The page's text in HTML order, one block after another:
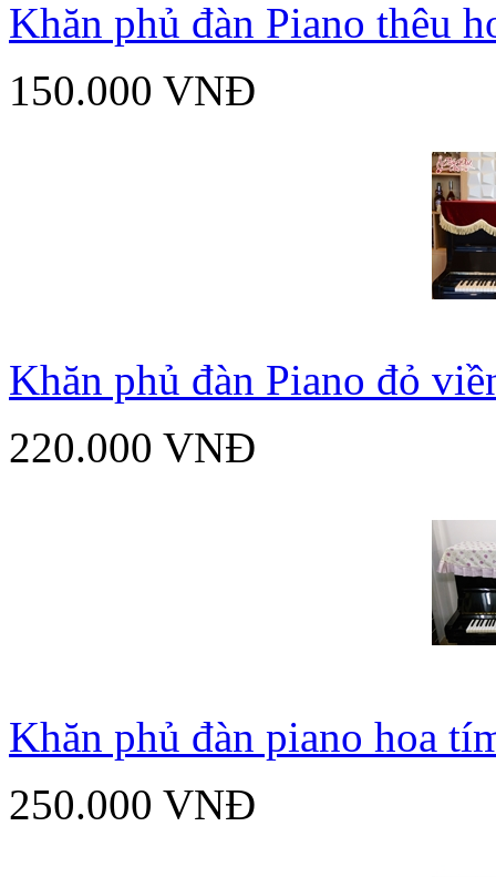
Khăn phủ đàn Piano thêu
150.000 VNĐ
Khăn phủ đàn Piano đỏ
220.000 VNĐ
Khăn phủ đàn piano hoa
250.000 VNĐ